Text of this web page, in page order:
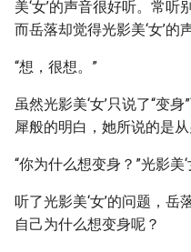
美‘女’的声音很好听。常听
而岳落却觉得光影美‘女’的
“想，很想。”
虽然光影美‘女’只说了“变
犀般的明白，她所说的是从
“你为什么想变身？”光影美‘
听了光影美‘女’的问题，岳
自己为什么想变身呢？